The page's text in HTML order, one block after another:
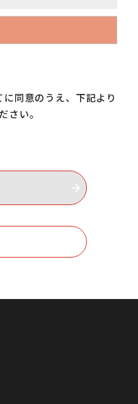
に同意のうえ、下記より
さい。